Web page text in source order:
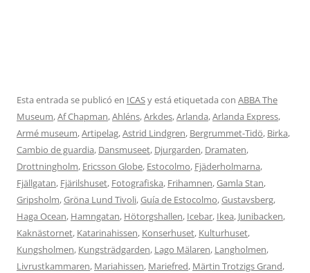
Esta entrada se publicó en ICASy está etiquetada con ABBA The
Museum,Af Chapman,Ahléns,Arkdes,Arlanda,Arlanda Express,
Armé museum,Artipelag,Astrid Lindgren, Bergrummet-Tidö, Birka,
Cambio de guardia, Dansmuseet, Djurgarden, Dramaten,
Drottningholm, Ericsson Globe, Estocolmo, Fjäderholmarna,
Fjällgatan, Fjärilshuset, Fotografiska, Frihamnen,Gamla Stan,
Gripsholm,Gröna Lund Tivoli,Guía de Estocolmo,Gustavsberg,
Haga Ocean, Hamngatan, Hötorgshallen, Icebar, Ikea, Junibacken,
Kaknästornet, Katarinahissen, Konserhuset, Kulturhuset,
Kungsholmen, Kungsträdgarden, Lago Mälaren, Langholmen,
Livrustkammaren, Mariahissen, Mariefred, Märtin Trotzigs Grand,